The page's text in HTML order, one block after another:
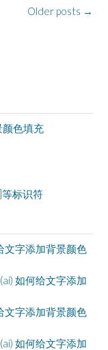
Older posts →
色填充
标识符
文字添加背景颜色
如何给文字添加
文字添加背景颜色
如何给文字添加